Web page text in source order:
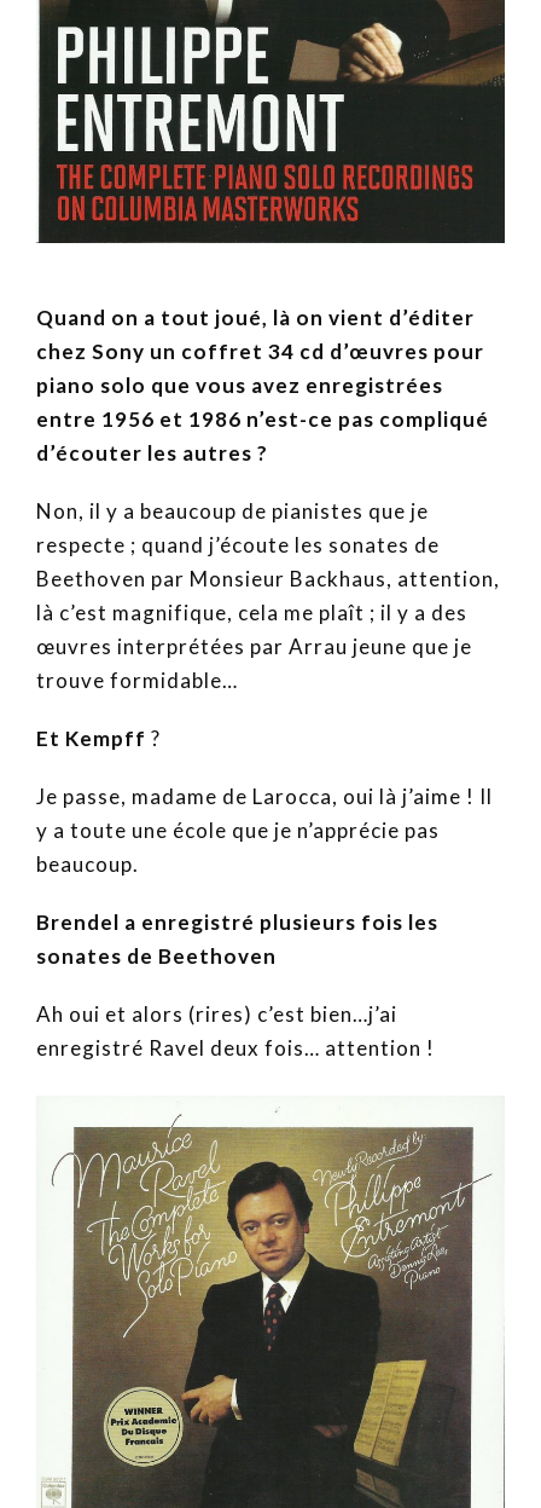
Quand on a tout joué, là on vient d’éditer
chez Sony un coffret 34 cd d’œuvres pour
piano solo que vous avez enregistrées
entre 1956 et 1986 n’est-ce pas compliqué
d’écouter les autres ?
Non, il y a beaucoup de pianistes que je
respecte ; quand j’écoute les sonates de
Beethoven par Monsieur Backhaus, attention,
là c’est magnifique, cela me plaît ; il y a des
œuvres interprétées par Arrau jeune que je
trouve formidable…
Et Kempff ?
Je passe, madame de Larocca, oui là j’aime ! Il
y a toute une école que je n’apprécie pas
beaucoup.
Brendel a enregistré plusieurs fois les
sonates de Beethoven
Ah oui et alors (rires) c’est bien…j’ai
enregistré Ravel deux fois… attention !